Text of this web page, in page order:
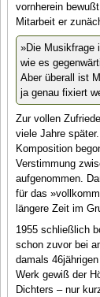
vornherein
Mitarbeit er
»Die Musikfrage
wie es
Aber überall ist
ja genau fixiert
Zur vollen
viele Jahre
Komposition
Verstimmung
aufgenommen.
für das
längere Zeit im
1955 schließlich
schon zuvor bei
damals
Werk gewiß der
Dichters – nur